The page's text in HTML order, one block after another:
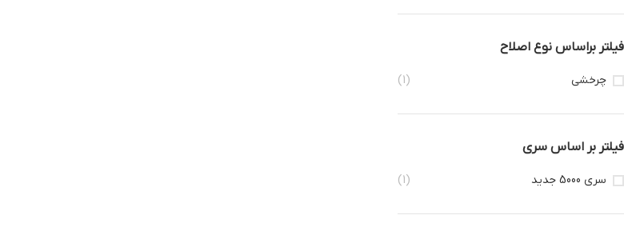
فیلتر براساس نوع اصلاح
چرخشی (1)
فیلتر بر اساس سری
سری 5000 جدید (1)